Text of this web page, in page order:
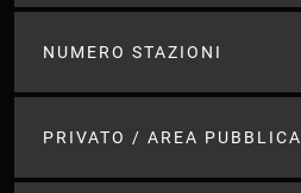
NUMERO STAZIONI
PRIVATO / AREA PUBBLICA